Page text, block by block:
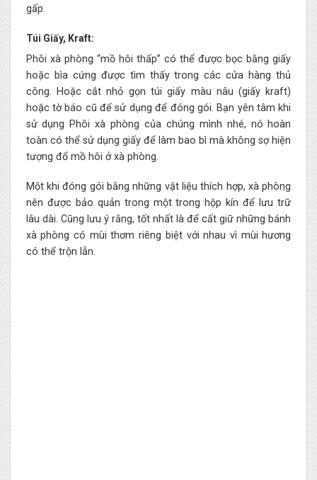
gấp.
Túi Giấy, Kraft:
Phôi xà phòng “mồ hôi thấp” có thể được bọc bằng giấy
hoặc bìa cứng được tìm thấy trong các cửa hàng thủ
công. Hoặc cắt nhỏ gọn túi giấy màu nâu (giấy kraft)
hoặc tờ báo cũ để sử dụng để đóng gói. Bạn yên tâm khi
sử dụng Phôi xà phòng của chúng mình nhé, nó hoàn
toàn có thể sử dụng giấy để làm bao bì mà không sợ hiện
tượng đổ mồ hôi ở xà phòng.
Một khi đóng gói bằng những vật liệu thích hợp, xà phòng
nên được bảo quản trong một trong hộp kín để lưu trữ
lâu dài. Cũng lưu ý rằng, tốt nhất là để cất giữ những bánh
xà phòng có mùi thơm riêng biệt với nhau vì mùi hương
có thể trộn lẫn.